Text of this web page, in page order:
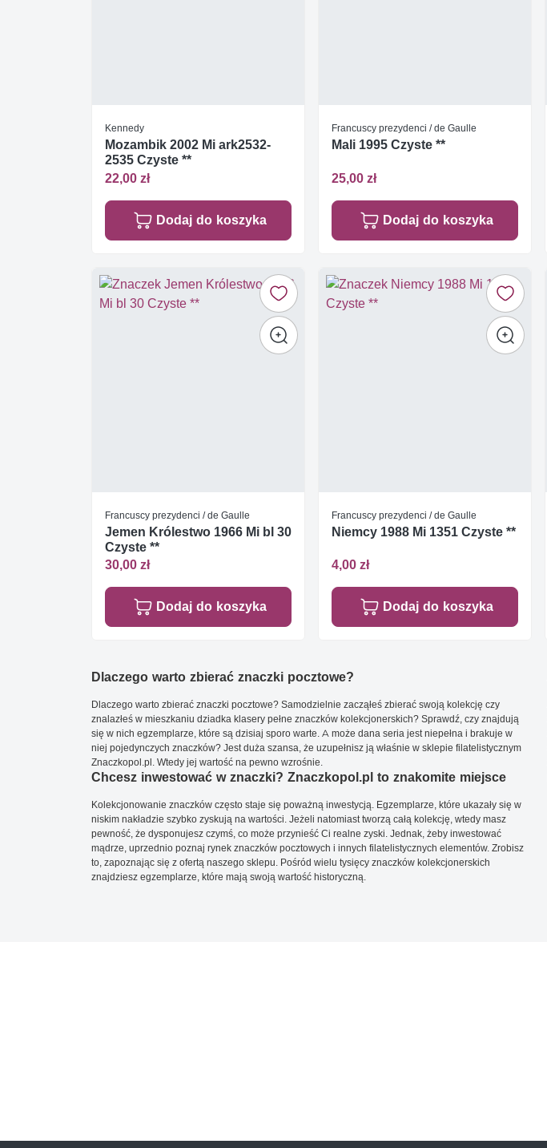
Kennedy
Mozambik 2002 Mi ark2532-
2535 Czyste **
22,00 zł
Dodaj do koszyka
Francuscy prezydenci / de Gaulle
Mali 1995 Czyste **
25,00 zł
Dodaj do koszyka
Francuscy prezydenci / de Gaulle
Jemen Królestwo 1966 Mi bl 30
Czyste **
30,00 zł
Dodaj do koszyka
Francuscy prezydenci / de Gaulle
Niemcy 1988 Mi 1351 Czyste **
4,00 zł
Dodaj do koszyka
Dlaczego warto zbierać znaczki pocztowe?
Dlaczego warto zbierać znaczki pocztowe? Samodzielnie zacząłeś zbierać swoją kolekcję czy
znalazłeś w mieszkaniu dziadka klasery pełne znaczków kolekcjonerskich? Sprawdź, czy znajdują
się w nich egzemplarze, które są dzisiaj sporo warte. A może dana seria jest niepełna i brakuje w
niej pojedynczych znaczków? Jest duża szansa, że uzupełnisz ją właśnie w sklepie filatelistycznym
Znaczkopol.pl. Wtedy jej wartość na pewno wzrośnie.
Chcesz inwestować w znaczki? Znaczkopol.pl to znakomite miejsce
Kolekcjonowanie znaczków często staje się poważną inwestycją. Egzemplarze, które ukazały się w
niskim nakładzie szybko zyskują na wartości. Jeżeli natomiast tworzą całą kolekcję, wtedy masz
pewność, że dysponujesz czymś, co może przynieść Ci realne zyski. Jednak, żeby inwestować
mądrze, uprzednio poznaj rynek znaczków pocztowych i innych filatelistycznych elementów. Zrobisz
to, zapoznając się z ofertą naszego sklepu. Pośród wielu tysięcy znaczków kolekcjonerskich
znajdziesz egzemplarze, które mają swoją wartość historyczną.